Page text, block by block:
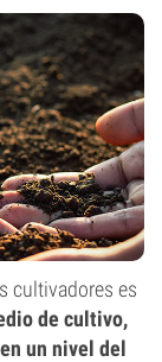
cultivadores es
de cultivo,
un nivel del